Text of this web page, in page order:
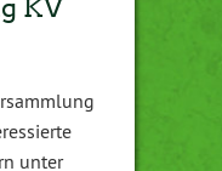
KV
unter